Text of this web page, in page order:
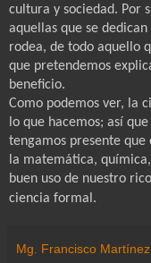
cultura y sociedad. Por
aquellas que se
rodea, de todo aquello
que pretendemos
beneficio.
Como podemos ver, la
lo que hacemos; así
tengamos presente
la matemática,
buen uso de nuestro
ciencia formal.
Mg. Francisco